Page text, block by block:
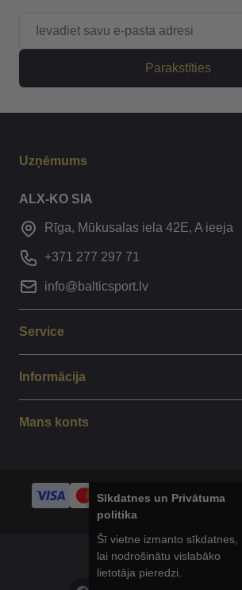
Parakstīties
Uzņēmums
ALX-KO SIA
Rīga, Mūkusalas iela 42E, A ieeja
+371 277 297 71
info@balticsport.lv
Service
Informācija
Mans konts
© 2014 - 2025 Balticsport.lv
Sīkdatnes un Privātuma
politika
Šī vietne izmanto sīkdatnes,
lai nodrošinātu vislabāko
lietotāja pieredzi.